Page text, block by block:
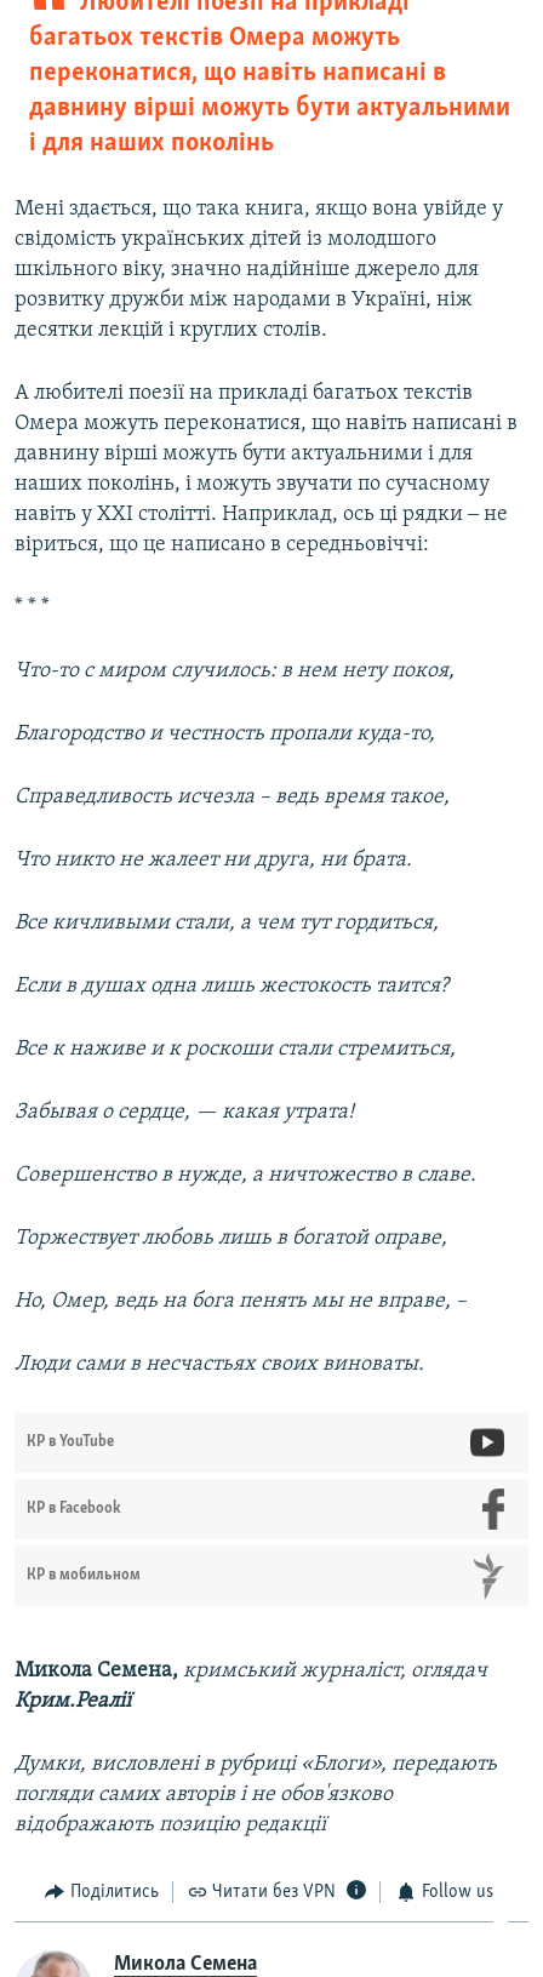
багатьох текстів Омера можуть
переконатися, що навіть написані в
давнину вірші можуть бути актуальними
і для наших поколінь
Мені здається, що така книга, якщо вона увійде у
свідомість українських дітей із молодшого
шкільного віку, значно надійніше джерело для
розвитку дружби між народами в Україні, ніж
десятки лекцій і круглих столів.
А любителі поезії на прикладі багатьох текстів
Омера можуть переконатися, що навіть написані в
давнину вірші можуть бути актуальними і для
наших поколінь, і можуть звучати по сучасному
навіть у ХХI столітті. Наприклад, ось ці рядки ‒ не
віриться, що це написано в середньовіччі:
* * *
Что-то с миром случилось: в нем нету покоя,
Благородство и честность пропали куда-то,
Справедливость исчезла – ведь время такое,
Что никто не жалеет ни друга, ни брата.
Все кичливыми стали, а чем тут гордиться,
Если в душах одна лишь жестокость таится?
Все к наживе и к роскоши стали стремиться,
Забывая о сердце, — какая утрата!
Совершенство в нужде, а ничтожество в славе.
Торжествует любовь лишь в богатой оправе,
Но, Омер, ведь на бога пенять мы не вправе, –
Люди сами в несчастьях своих виноваты.
КР в YouTube
КР в Facebook
КР в мобильном
Микола Семена, кримський журналіст, оглядач
Крим.Реалії
Думки, висловлені в рубриці «Блоги», передають
погляди самих авторів і не обов'язково
відображають позицію редакції
Поділитись Читати без VPN Follow us
Микола Семена